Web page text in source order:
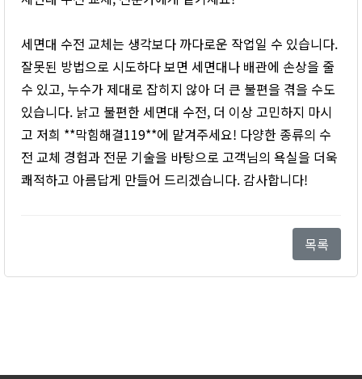
세면대 수전 교체는 생각보다 까다로운 작업일 수 있습니다.
잘못된 방법으로 시도하다 보면 세면대나 배관에 손상을 줄
수 있고, 누수가 제대로 잡히지 않아 더 큰 불편을 겪을 수도
있습니다. 낡고 불편한 세면대 수전, 더 이상 고민하지 마시
고 저희 **막힘해결119**에 맡겨주세요! 다양한 종류의 수
전 교체 경험과 전문 기술을 바탕으로 고객님의 욕실을 더욱
쾌적하고 아름답게 만들어 드리겠습니다. 감사합니다!
목록